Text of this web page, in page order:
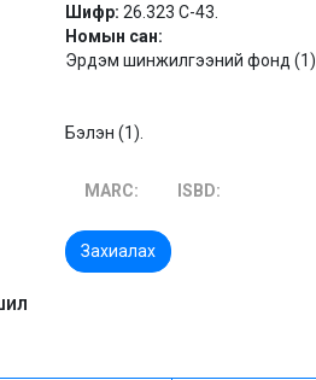
Шифр:26.323 С-43.
Номын сан:
Эрдэм шинжилгээний фонд (1).
Бэлэн (1).
MARC: ISBD:
Захиалах